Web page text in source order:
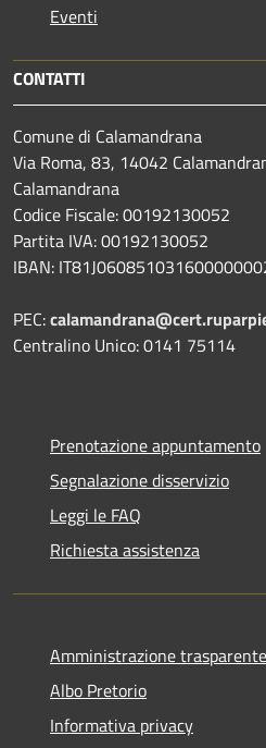
Eventi
CONTATTI
Comune di Calamandrana
Via Roma, 83, 14042
Calamandrana
Codice Fiscale: 00192130052
Partita IVA: 00192130052
IBAN:
PEC:
Centralino Unico: 0141 75114
Prenotazione appuntamento
Segnalazione disservizio
Leggi le FAQ
Richiesta assistenza
Amministrazione trasparente
Albo Pretorio
Informativa privacy